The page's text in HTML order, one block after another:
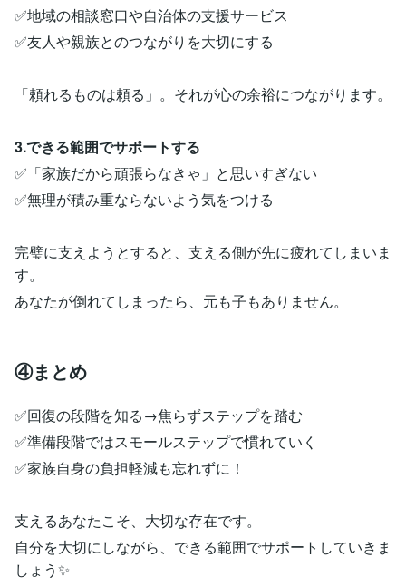
✅地域の相談窓口や自治体の支援サービス
✅友人や親族とのつながりを大切にする
「頼れるものは頼る」。それが心の余裕につながります。
3.できる範囲でサポートする
✅「家族だから頑張らなきゃ」と思いすぎない
✅無理が積み重ならないよう気をつける
完璧に支えようとすると、支える側が先に疲れてしまいま
す。
あなたが倒れてしまったら、元も子もありません。
④まとめ
✅回復の段階を知る→焦らずステップを踏む
✅準備段階ではスモールステップで慣れていく
✅家族自身の負担軽減も忘れずに！
支えるあなたこそ、大切な存在です。
自分を大切にしながら、できる範囲でサポートしていきま
しょう✨